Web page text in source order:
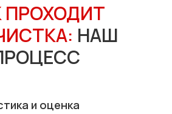
ПРОХОДИТ
НАШ
и оценка